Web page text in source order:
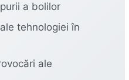
a bolilor
tehnologiei în
ale